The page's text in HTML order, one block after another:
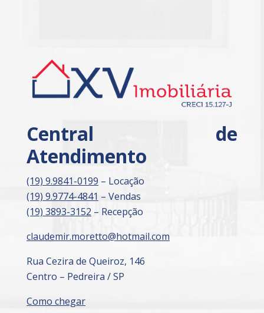
Central de
Atendimento
(19) 9.9841-0199 – Locação
(19) 9.9774-4841 – Vendas
(19) 3893-3152 – Recepção
claudemir.moretto@hotmail.com
Rua Cezira de Queiroz, 146
Centro – Pedreira / SP
Como chegar